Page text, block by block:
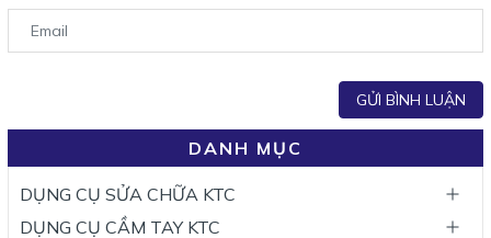
GỬI BÌNH LUẬN
DANH MỤC
DỤNG CỤ SỬA CHỮA KTC
DỤNG CỤ CẦM TAY KTC